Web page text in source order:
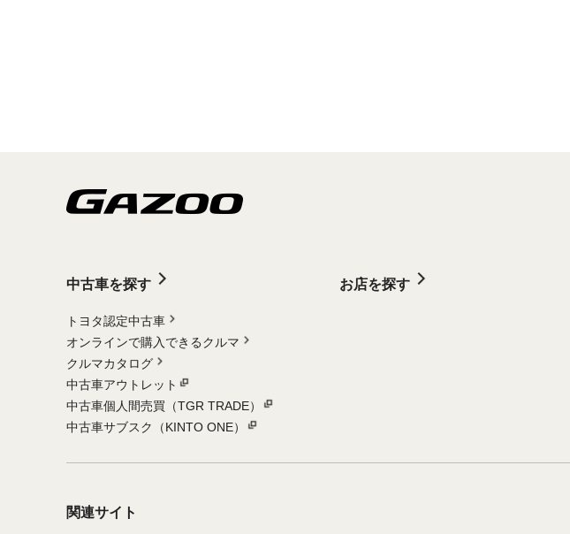
中古車を探す
トヨタ認定中古車
オンラインで購入できるクルマ
クルマカタログ
中古車アウトレット
中古車個人間売買（TGR TRADE）
中古車サブスク（KINTO ONE）
お店を探す
関連サイト